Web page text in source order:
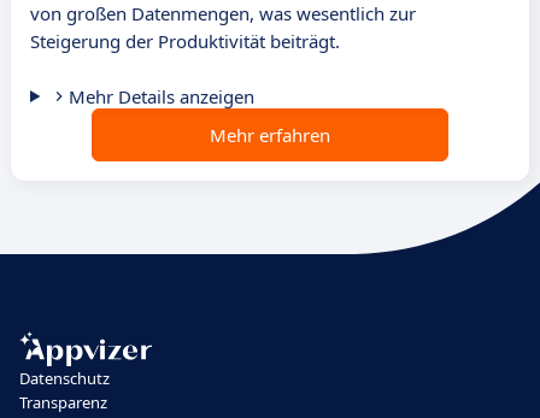
von großen Datenmengen, was wesentlich zur
Steigerung der Produktivität beiträgt.
Mehr Details anzeigen
Mehr erfahren
Datenschutz
Transparenz